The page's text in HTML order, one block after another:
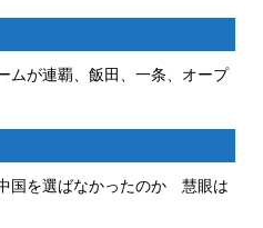
ムが連覇、飯田、一条、オープ
国を選ばなかったのか 慧眼は